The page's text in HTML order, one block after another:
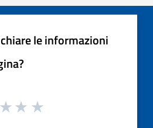
le informazioni